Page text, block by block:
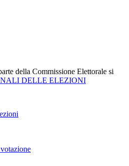
della Commissione Elettorale si
DELLE ELEZIONI